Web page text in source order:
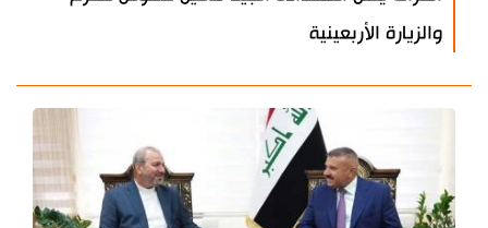
والزيارة الأربعينية